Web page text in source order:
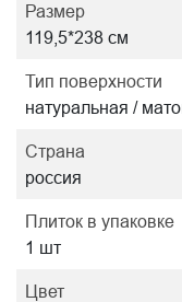
Размер
119,5*238 см
Тип поверхности
натуральная /
Страна
россия
Плиток в упаковке
1 шт
Цвет